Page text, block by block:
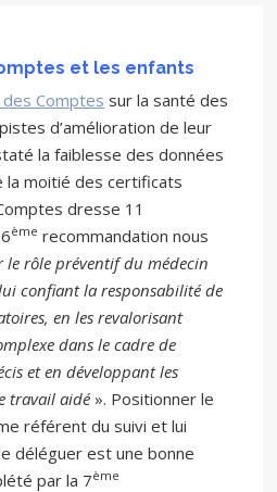
et les enfants
Comptes sur la santé des
d’amélioration de leur
la faiblesse des données
la moitié des certificats
dresse 11
ème recommandation nous
le rôle préventif du médecin
confiant la responsabilité de
en les revalorisant
dans le cadre de
et en développant les
travail aidé ». Positionner le
référent du suivi et lui
déléguer est une bonne
par la 7ème